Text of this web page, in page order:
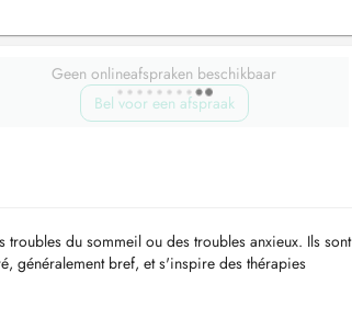
Geen onlineafspraken beschikbaar
Bel voor een afspraak
troubles du sommeil ou des troubles anxieux. Ils sont
généralement bref, et s'inspire des thérapies